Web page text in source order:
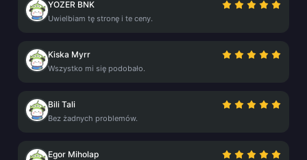
YOZER BNK
Uwielbiam tę stronę i te ceny.
Kiska Myrr
Wszystko mi się podobało.
Bili Tali
Bez żadnych problemów.
Egor Miholap